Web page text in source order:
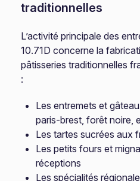
traditionnelles
L’activité principale des
10.71D concerne la
pâtisseries traditionnelles
:
Les entremets et
paris-brest, forêt noire,
Les tartes sucrées aux
Les petits fours et
réceptions
Les spécialités